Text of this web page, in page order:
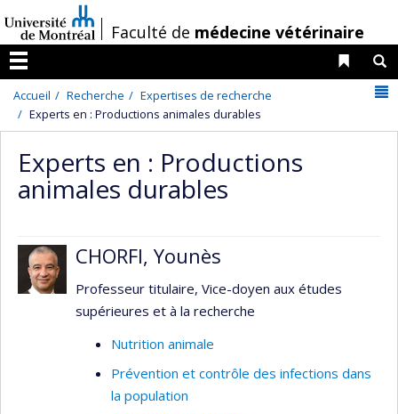
au
contenu
/Faculté de médecine vétérinaire
Menu
Liens
Accueil Recherche
Expertises de recherche
Experts en : Productions animales durables
Experts en : Productions
animales durables
CHORFI, Younès
Professeur titulaire, Vice-doyen aux études
supérieures et à la recherche
Nutrition animale
Prévention et contrôle des infections dans
la population